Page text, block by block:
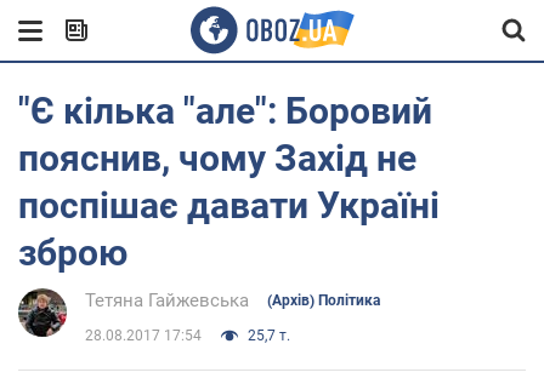
"Є кілька "але": Боровий
пояснив, чому Захід не
поспішає давати Україні
зброю
Тетяна Гайжевська (Архів) Політика
28.08.2017 17:54 25,7 т.